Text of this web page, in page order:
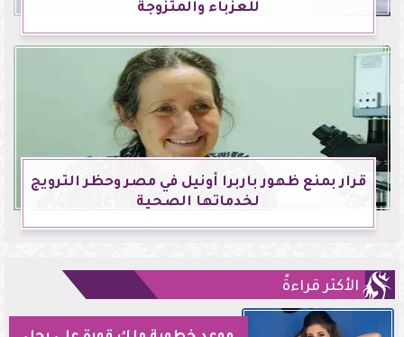
للعزباء والمتزوجة
قرار بمنع ظهور باربرا أونيل في مصر وحظر الترويج
لخدماتها الصحية
الأكثر قراءةً